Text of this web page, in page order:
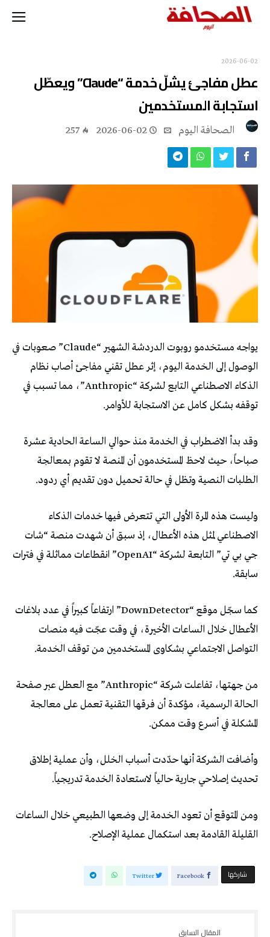
2026-06-02
عطل مفاجئ يشلّ خدمة “Claude” ويعطّل
استجابة المستخدمين
2026-06-02
257
يواجه مستخدمو روبوت الدردشة الشهير “Claude” صعوبات في
الوصول إلى الخدمة اليوم، إثر عطل تقني مفاجئ أصاب نظام
الذكاء الاصطناعي التابع لشركة “Anthropic”، مما تسبب في
توقفه بشكل كامل عن الاستجابة للأوامر.
وقد بدأ الاضطراب في الخدمة منذ حوالي الساعة الحادية عشرة
صباحاً، حيث لاحظ المستخدمون أن المنصة لا تقوم بمعالجة
الطلبات النصية وتظل في حالة تحميل دون تقديم أي ردود.
وليست هذه المرة الأولى التي تتعرض فيها خدمات الذكاء
الاصطناعي لمثل هذه الأعطال، إذ سبق أن شهدت منصة “شات
جي بي تي” التابعة لشركة “OpenAI” انقطاعات مماثلة في فترات
سابقة.
كما سجّل موقع “DownDetector” ارتفاعاً كبيراً في عدد بلاغات
الأعطال خلال الساعات الأخيرة، في وقت عجّت فيه منصات
التواصل الاجتماعي بشكاوى المستخدمين من توقف الخدمة.
من جهتها، تفاعلت شركة “Anthropic” مع العطل عبر صفحة
الحالة الرسمية، مؤكدة أن فرقها التقنية تعمل على معالجة
المشكلة في أسرع وقت ممكن.
وأضافت الشركة أنها حدّدت أسباب الخلل، وأن عملية إطلاق
تحديث إصلاحي جارية حالياً لاستعادة الخدمة تدريجياً.
ومن المتوقع أن تعود الخدمة إلى وضعها الطبيعي خلال الساعات
القليلة القادمة بعد استكمال عملية الإصلاح.
‫‫ شاركها‬ Facebook
Twitter